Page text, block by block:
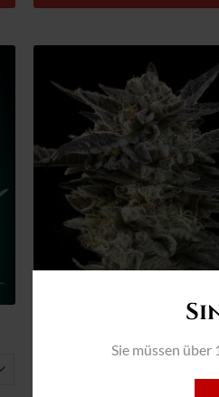
Sie müssen über
Zum